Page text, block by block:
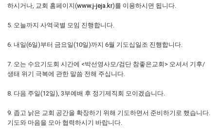
하시거나, 교회 홈페이지(www.j-jeja.kr)를 이용하시면 됩니다.
5. 오늘까지 사역국별 모임 진행합니다.
6. 내일(6일)부터 금요일(10일)까지 6월 기도십일조 진행합니다.
7. 오는 수요기도회 시간에 <박선영사모/검단 참좋은교회> 오셔서 기후/
생태 위기 극복에 관한 말씀 전해 주십니다.
8. 다음 주일(12일), 3부예배 후 정기제직회 모이겠습니다.
9. 좁고 낡은 교회 공간을 확장하기 위해 기도하면서 준비하기로 했습니다.
기도와 마음을 모아 협력하시기 바랍니다.